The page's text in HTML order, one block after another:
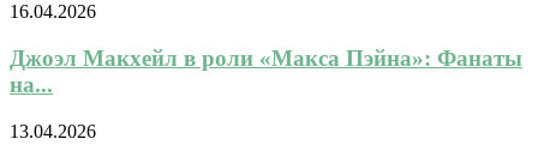
16.04.2026
Джоэл Макхейл в роли «Макса Пэйна»: Фанаты
на...
13.04.2026